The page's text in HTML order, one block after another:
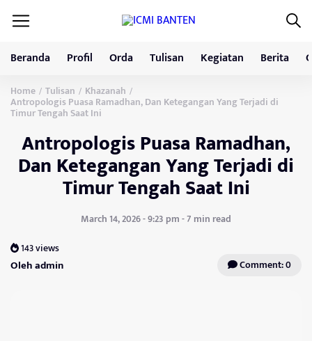
Beranda Profil Orda Tulisan Kegiatan Berita
Home / Tulisan / Khazanah /
Antropologis Puasa Ramadhan, Dan Ketegangan Yang Terjadi di
Timur Tengah Saat Ini
Antropologis Puasa Ramadhan,
Dan Ketegangan Yang Terjadi di
Timur Tengah Saat Ini
March 14, 2026 - 9:23 pm - 7 min read
143 views
Oleh admin Comment: 0